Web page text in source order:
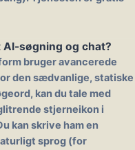
søgning og chat?
bruger avancerede
den sædvanlige, statiske
kan du tale med
stjerneikon i
kan skrive ham en
sprog (for